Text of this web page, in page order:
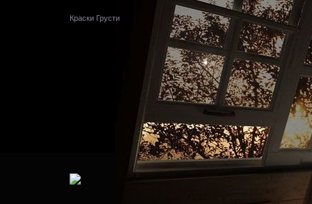
Краски Грусти